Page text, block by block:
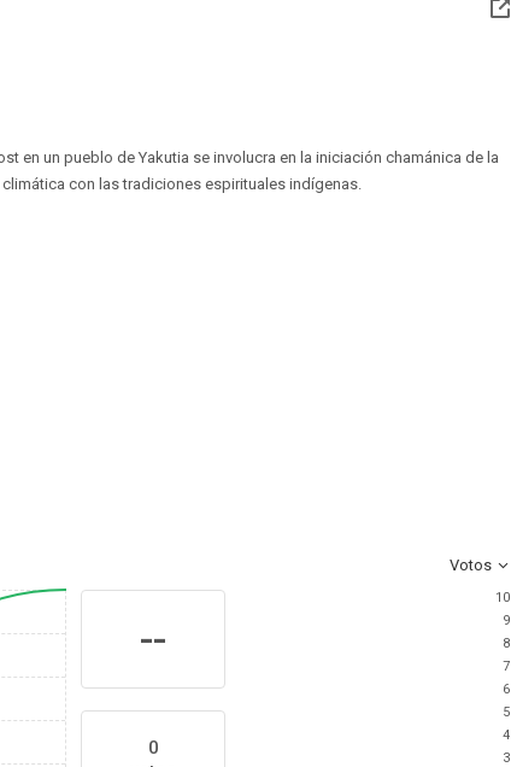
en un pueblo de Yakutia se involucra en la iniciación chamánica de la
con las tradiciones espirituales indígenas.
Votos
--
0
10
9
8
7
6
5
4
3